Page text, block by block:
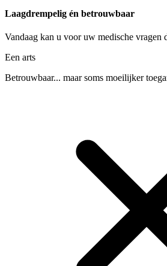
Laagdrempelig én betrouwbaar
Vandaag kan u voor uw medische vragen
Een arts
Betrouwbaar... maar soms moeilijker